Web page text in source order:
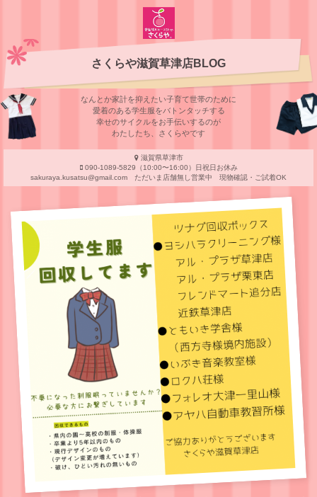
さくらや滋賀草津店BLOG
なんとか家計を抑えたい子育て世帯のために
愛着のある学⽣服をバトンタッチする
幸せのサイクルをお⼿伝いするのが
わたしたち、さくらやです
滋賀県草津市
090-1089-5829（10:00〜16:00）日祝日お休み
sakuraya.kusatsu@gmail.com ただいま店舗無し営業中 現物確認・ご試着OK